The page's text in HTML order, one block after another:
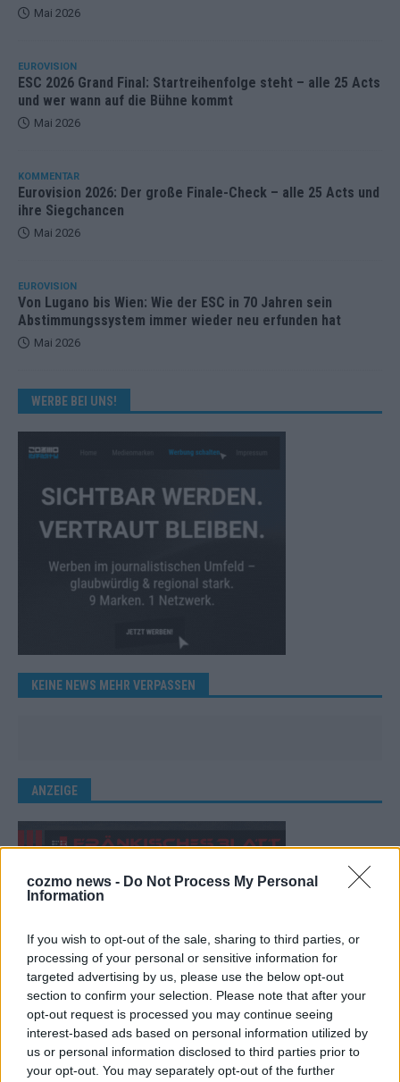
cozmo news - Do Not Process My Personal
Information
If you wish to opt-out of the sale, sharing to third parties, or
processing of your personal or sensitive information for
targeted advertising by us, please use the below opt-out
section to confirm your selection. Please note that after your
opt-out request is processed you may continue seeing
interest-based ads based on personal information utilized by
us or personal information disclosed to third parties prior to
your opt-out. You may separately opt-out of the further
Mai 2026
EUROVISION
ESC 2026 Grand Final: Startreihenfolge steht – alle 25 Acts
und wer wann auf die Bühne kommt
Mai 2026
KOMMENTAR
Eurovision 2026: Der große Finale-Check – alle 25 Acts und
ihre Siegchancen
Mai 2026
EUROVISION
Von Lugano bis Wien: Wie der ESC in 70 Jahren sein
Abstimmungssystem immer wieder neu erfunden hat
Mai 2026
WERBE BEI UNS!
KEINE NEWS MEHR VERPASSEN
ANZEIGE